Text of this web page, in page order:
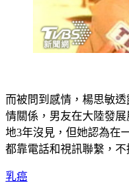
而被問到感情，楊思敏
情關係，男友在大陸發
地3年沒見，但她認為在
都靠電話和視訊聯繫，不
乳癌